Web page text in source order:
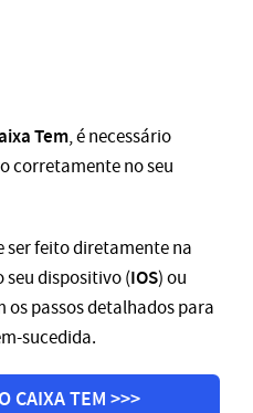
Tem, é necessário
corretamente no seu
ser feito diretamente na
dispositivo (IOS) ou
os passos detalhados para
sucedida.
CAIXA TEM >>>